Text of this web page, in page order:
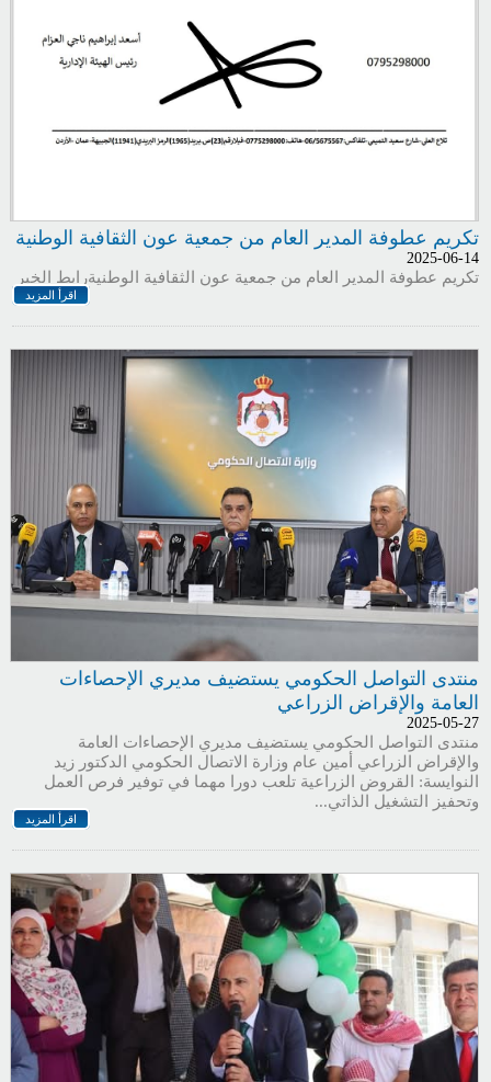
تكريم عطوفة المدير العام من جمعية عون الثقافية الوطنية
2025-06-14
تكريم عطوفة المدير العام من جمعية عون الثقافية الوطنيةرابط الخبر
اقرأ المزيد
منتدى التواصل الحكومي يستضيف مديري الإحصاءات
العامة والإقراض الزراعي
2025-05-27
منتدى التواصل الحكومي يستضيف مديري الإحصاءات العامة
والإقراض الزراعي أمين عام وزارة الاتصال الحكومي الدكتور زيد
النوايسة: القروض الزراعية تلعب دورا مهما في توفير فرص العمل
وتحفيز التشغيل الذاتي...
اقرأ المزيد